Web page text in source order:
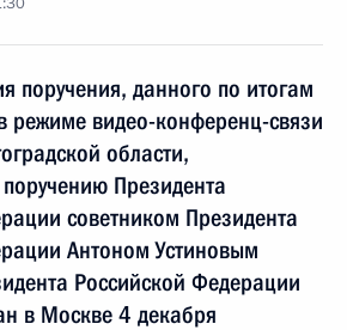
поручения, данного по итогам
режиме видео-конференц-связи
области,
Президента
советником Президента
Антоном Устиновым
Российской Федерации
в Москве 4 декабря